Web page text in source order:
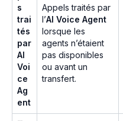
s
trai
tés
par
AI
Voi
ce
Ag
ent
Appels traités par
l’AI Voice Agent
lorsque les
agents n’étaient
pas disponibles
ou avant un
transfert.